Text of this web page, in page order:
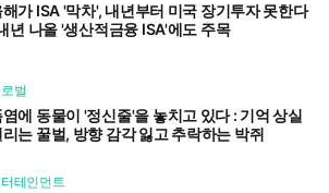
해가 ISA '막차', 내년부터 미국 장기투자 못한다
년 나올 '생산적금융 ISA'에도 주목
벌
염에 동물이 '정신줄'을 놓치고 있다 : 기억 상실
리는 꿀벌, 방향 감각 잃고 추락하는 박쥐
테인먼트